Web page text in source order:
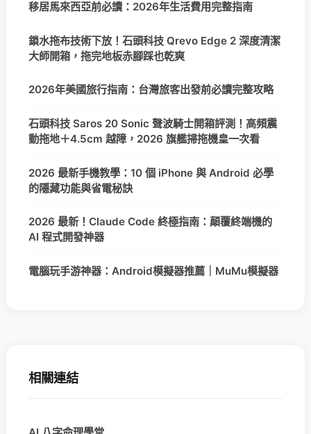
移居馬來西亞前必讀：2026年生活費用完整指南
鎖水拖布技術下放！石頭科技 Qrevo Edge 2 深度清潔
大師開箱，拖完地板赤腳踩也乾爽
2026年美國旅行指南：台灣旅客出發前必讀完整攻略
石頭科技 Saros 20 Sonic 聲波騎士開箱評測！高頻震
動拖地＋4.5cm 越障，2026 旗艦掃拖機皇一次看
2026 最新手機教學：10 個 iPhone 與 Android 必學
的隱藏功能與省電秘訣
2026 最新！Claude Code 終極指南：顛覆終端機的
AI 程式開發神器
電腦玩手游神器：Android模擬器推薦｜MuMu模擬器
相關連結